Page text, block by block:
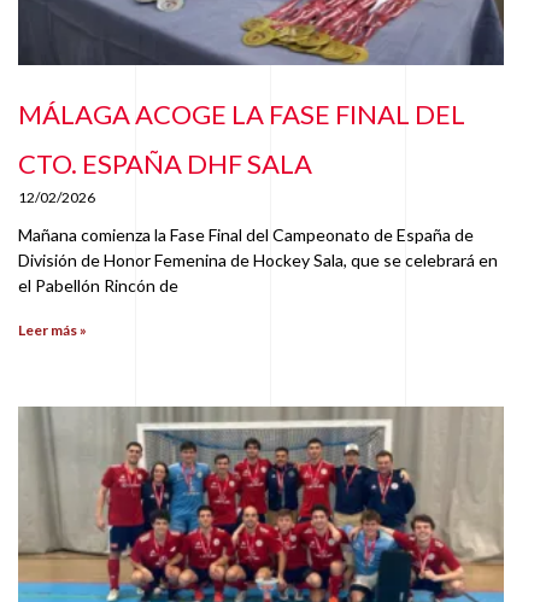
MÁLAGA ACOGE LA FASE FINAL DEL
CTO. ESPAÑA DHF SALA
12/02/2026
Mañana comienza la Fase Final del Campeonato de España de
División de Honor Femenina de Hockey Sala, que se celebrará en
el Pabellón Rincón de
Leer más »